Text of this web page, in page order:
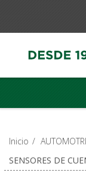
Inicio /
SENSORES DE